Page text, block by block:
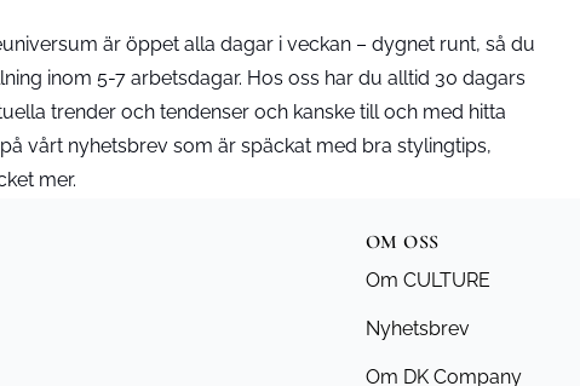
är öppet alla dagar i veckan – dygnet runt, så du
inom 5-7 arbetsdagar. Hos oss har du alltid 30 dagars
trender och tendenser och kanske till och med hitta
vårt nyhetsbrev som är späckat med bra stylingtips,
mer.
OM OSS
Om CULTURE
Nyhetsbrev
Om DK Company